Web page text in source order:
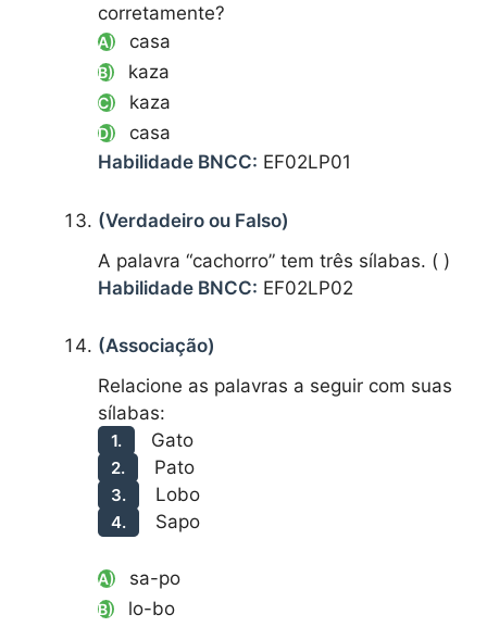
corretamente?
A) casa
B) kaza
C) kaza
D)
casa
Habilidade BNCC: EF02LP01
(Verdadeiro ou Falso)
A palavra “cachorro” tem três sílabas. ( )
Habilidade BNCC: EF02LP02
(Associação)
Relacione as palavras a seguir com suas
sílabas:
1. Gato
2. Pato
3. Lobo
4. Sapo
A) sa-po
B) lo-bo